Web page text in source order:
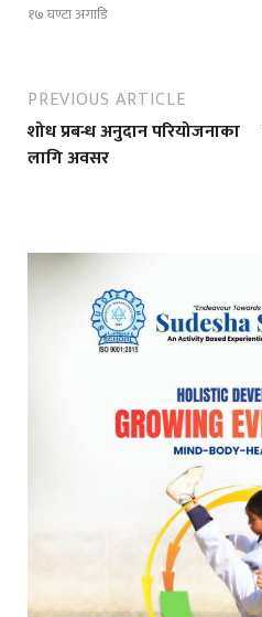
१७ घण्टा अगाडि
PREVIOUS ARTICLE
शोध प्रबन्ध अनुदान परियोजनाका
लागि अवसर